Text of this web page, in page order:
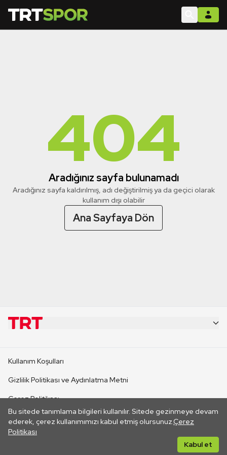
404
Aradığınız sayfa bulunamadı
Aradığınız sayfa kaldırılmış, adı değiştirilmiş ya da geçici olarak
kullanım dışı olabilir
Ana Sayfaya Dön
Bu sitede tanımlama bilgileri kullanılır. Sitede gezinmeye devam
ederek, çerez kullanımımızı kabul etmiş olursunuz.Çerez
Politikası
Kabul et
CANLI YAYINLAR
Kullanım Koşulları
Gizlilik Politikası ve Aydınlatma Metni
Çerez Politikası
İletişim
Her hakkı saklıdır. ©2026 TRT. Bağlantı yoluyla gidilen dış